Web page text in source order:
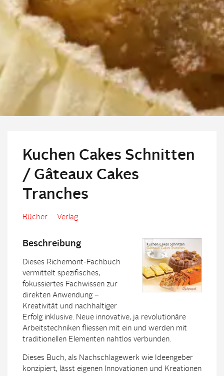
Kuchen Cakes Schnitten
/ Gâteaux Cakes
Tranches
Bücher Verlag
Beschreibung
Dieses Richemont-Fachbuch
vermittelt spezifisches,
fokussiertes Fachwissen zur
direkten Anwendung –
Kreativität und nachhaltiger
Erfolg inklusive. Neue innovative, ja revolutionäre
Arbeitstechniken fliessen mit ein und werden mit
traditionellen Elementen nahtlos verbunden.
Dieses Buch, als Nachschlagewerk wie Ideengeber
konzipiert, lässt eigenen Innovationen und Kreationen